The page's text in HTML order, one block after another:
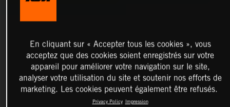
En cliquant sur « Accepter tous les cookies », vous
acceptez que des cookies soient enregistrés sur votre
appareil pour améliorer votre navigation sur le site,
analyser votre utilisation du site et soutenir nos efforts de
marketing. Les cookies peuvent également être refusés.
Privacy Policy Impression